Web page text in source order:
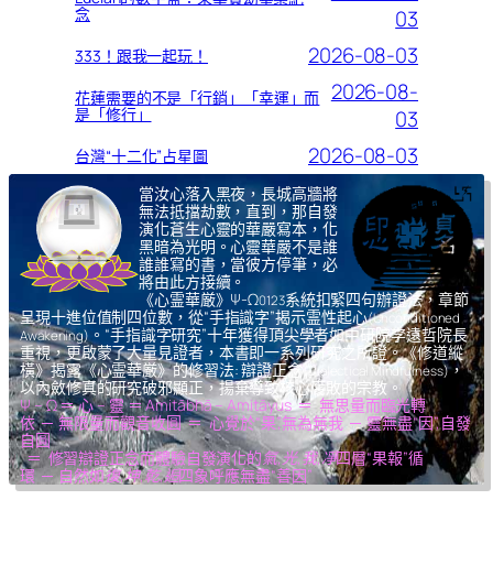
念
03
333！跟我一起玩！ 2026-08-03
花蓮需要的不是「行銷」「幸運」而
是「修行」
2026-08-
03
台灣“十二化”占星圖 2026-08-03
當汝心落入黑夜，長城高牆將
無法抵擋劫數，直到，那自發
演化蒼生心靈的華嚴寫本，化
黑暗為光明。心靈華嚴不是誰
誰誰寫的書，當彼方停筆，必
將由此方接續。
《心霊華厳》Ψ-Ω0123系統扣緊四句辦證法，章節
呈現十進位值制四位數，從“手指識字”揭示霊性起心(Unconditioned
Awakening) 。“手指識字研究”十年獲得頂尖學者如中研院李遠哲院長
重視，更啟蒙了大量見證者，本書即一系列研究之所證。《修道縱
橫》揭露《心霊華厳》的修習法: 辯證正念(Dialectical Mindfulness)，
以內斂修真的研究破邪顯正，揚棄導致核心腐敗的宗教。
Ψ – Ω ＝ 心 – 靈 ＝ Amitābhā – Amitāyus ＝ 無思量而臨光轉
依 ─ 無限量而觀音收圓 ＝ 心覺於“果”,無為無我 ─ 靈無盡“因”,自發
自圓
＝ 修習辯證正念而體驗自發演化的氣,光,我,凈四層“果報”循
環 ─ 自然如復,坤,乾,逅四象呼應無盡“善因”